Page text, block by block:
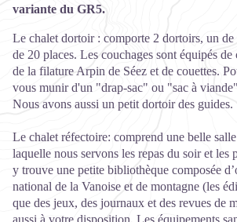
variante du GR5.
Le chalet dortoir : comporte 2 dortoirs, un de
de 20 places. Les couchages sont équipés
de la filature Arpin de Séez et de couettes.
vous munir d'un "drap-sac" ou "sac à
Nous avons aussi un petit dortoir des guides.
Le chalet réfectoire: comprend une belle
laquelle nous servons les repas du soir et les
y trouve une petite bibliothèque composée
national de la Vanoise et de montagne (les
que des jeux, des journaux et des revues de
aussi à votre disposition. Les équipements